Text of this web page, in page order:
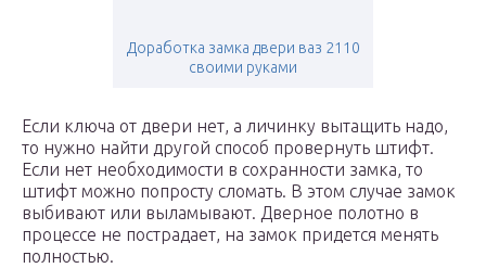
Доработка замка двери ваз 2110
своими руками
Если ключа от двери нет, а личинку вытащить надо,
то нужно найти другой способ провернуть штифт.
Если нет необходимости в сохранности замка, то
штифт можно попросту сломать. В этом случае замок
выбивают или выламывают. Дверное полотно в
процессе не пострадает, на замок придется менять
полностью.